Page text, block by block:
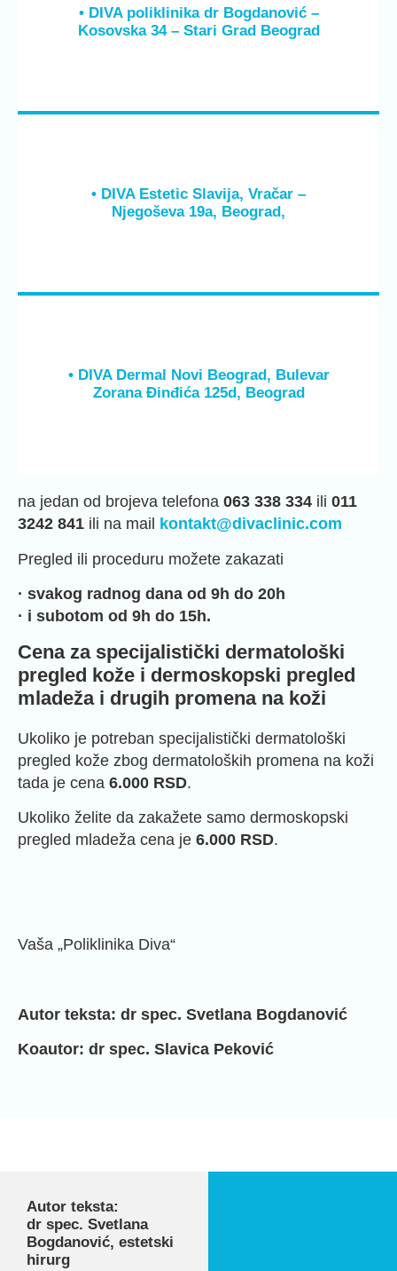
• DIVA poliklinika dr Bogdanović –
Kosovska 34 – Stari Grad Beograd
• DIVA Estetic Slavija, Vračar –
Njegoševa 19a, Beograd,
• DIVA Dermal Novi Beograd, Bulevar
Zorana Đinđića 125d, Beograd
na jedan od brojeva telefona 063 338 334 ili 011
3242 841 ili na mail
kontakt@divaclinic.com
Pregled ili proceduru možete zakazati
· svakog radnog dana od 9h do 20h
· i subotom od 9h do 15h.
Cena za specijalistički dermatološki
pregled kože i dermoskopski pregled
mladeža i drugih promena na koži
Ukoliko je potreban specijalistički dermatološki
pregled kože zbog dermatoloških promena na koži
tada je cena 6.000 RSD.
Ukoliko želite da zakažete samo dermoskopski
pregled mladeža cena je 6.000 RSD.
Vaša „Poliklinika Diva“
Autor teksta: dr spec. Svetlana Bogdanović
Koautor: dr spec. Slavica Peković
Autor teksta:
dr spec. Svetlana
Bogdanović, estetski
hirurg